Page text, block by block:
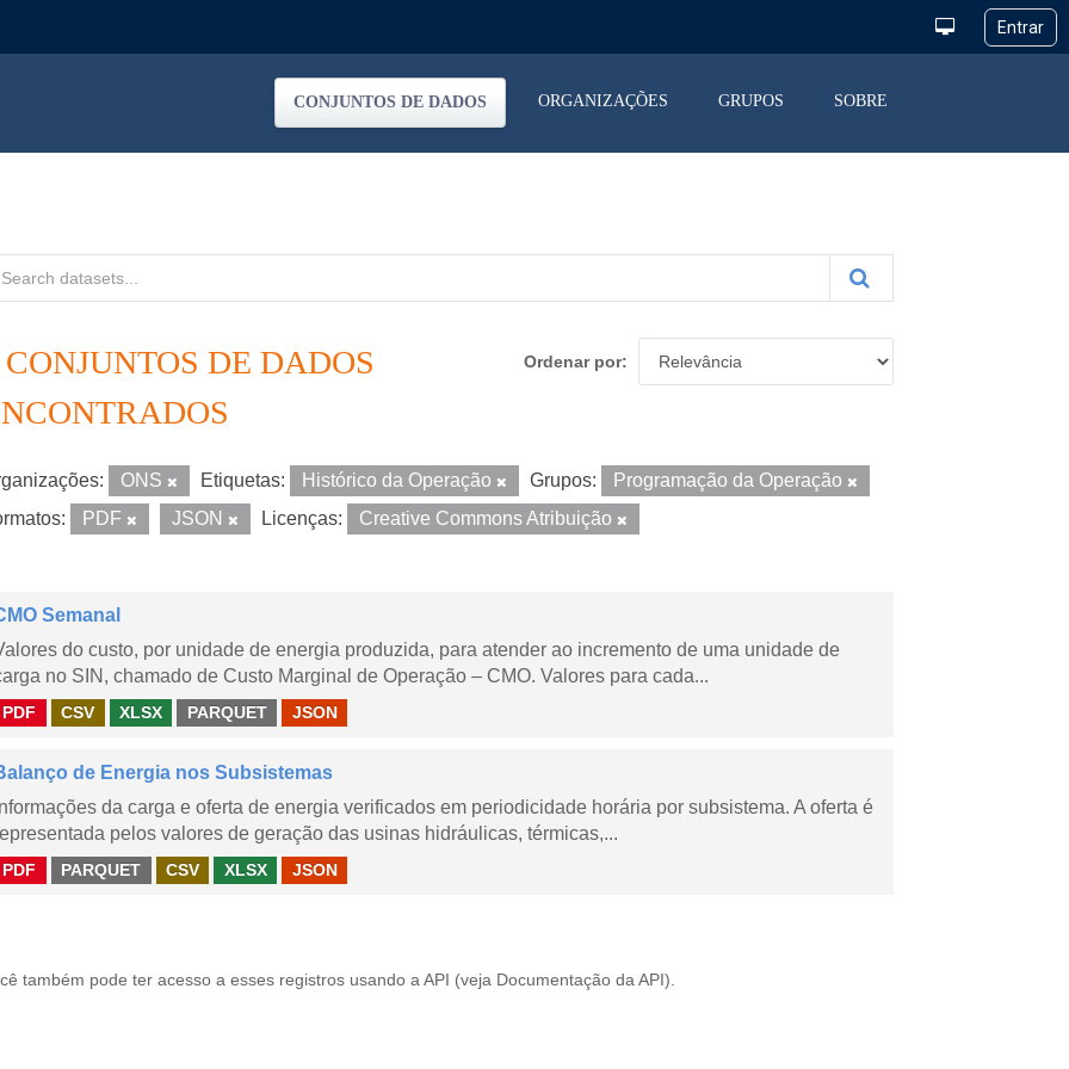
CONJUNTOS DE DADOS ORGANIZAÇÕES GRUPOS SOBRE
Ordenar por
CONJUNTOS DE DADOS
ONS Etiquetas: Histórico da Operação Grupos:
Programação da Operação
PDF JSON Licenças: Creative Commons Atribuição
Semanal
do custo, por unidade de energia produzida, para atender ao incremento de uma unidade de
no SIN, chamado de Custo Marginal de Operação – CMO. Valores para cada...
PDF CSV XLSX PARQUET JSON
de Energia nos Subsistemas
Informações da carga e oferta de energia verificados em periodicidade horária por subsistema. A oferta é
pelos valores de geração das usinas hidráulicas, térmicas,...
PDF PARQUET CSV XLSX JSON
também pode ter acesso a esses registros usando a API (veja Documentação da API ).